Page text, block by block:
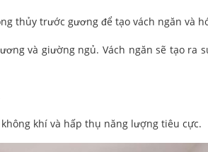
thủy trước gương để tạo vách ngăn và
và giường ngủ. Vách ngăn sẽ tạo ra
khí và hấp thụ năng lượng tiêu cực.